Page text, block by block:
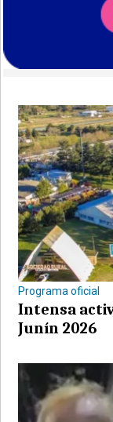
Programa oficial
Intensa
Junín 2026